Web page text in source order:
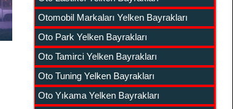
Otomobil Markaları Yelken Bayrakları
Oto Park Yelken Bayrakları
Oto Tamirci Yelken Bayrakları
Oto Tuning Yelken Bayrakları
Oto Yıkama Yelken Bayrakları